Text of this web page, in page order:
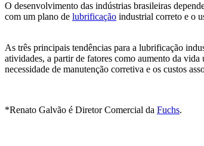
O desenvolvimento das indústrias brasileiras
com um plano de lubrificação industrial correto e o
As três principais tendências para a lubrificação
atividades, a partir de fatores como aumento da
necessidade de manutenção corretiva e os custos
*Renato Galvão é Diretor Comercial da Fuchs.